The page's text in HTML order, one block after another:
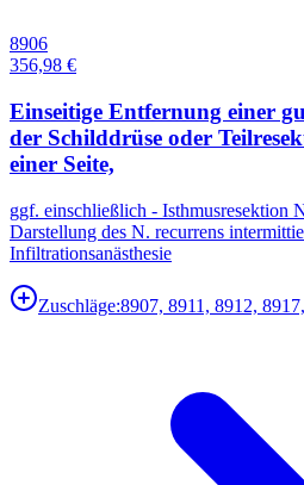
8906
356,98 €
Einseitige Entfernung einer
der Schilddrüse oder
einer Seite,
ggf. einschließlich - Isthmusresektion
Darstellung des N. recurrens
Infiltrationsanästhesie
Zuschläge:8907, 8911, 8912,